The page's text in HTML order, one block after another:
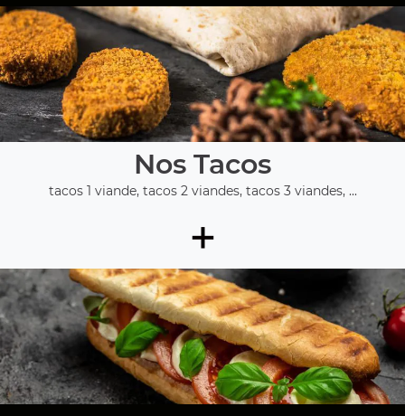
Nos Tacos
tacos 1 viande, tacos 2 viandes, tacos 3 viandes, ...
+